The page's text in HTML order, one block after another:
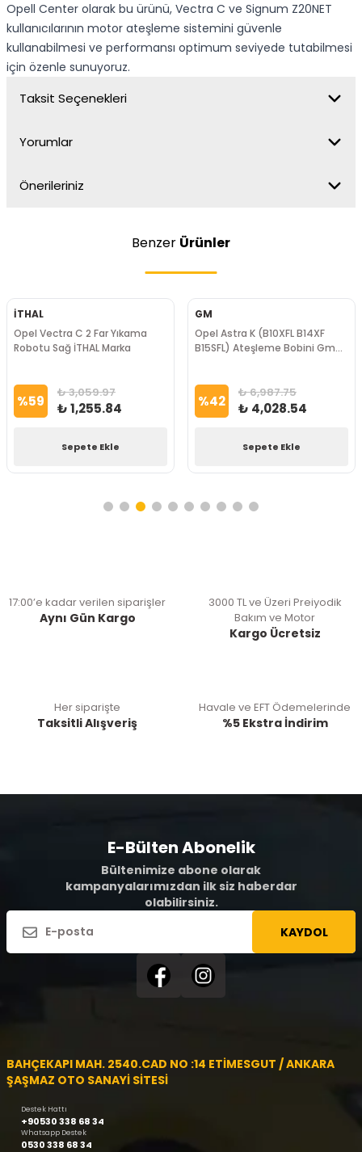
Opell Center olarak bu ürünü, Vectra C ve Signum Z20NET
kullanıcılarının motor ateşleme sistemini güvenle
kullanabilmesi ve performansı optimum seviyede tutabilmesi
için özenle sunuyoruz.
Taksit Seçenekleri
Yorumlar
Önerileriniz
Benzer Ürünler
İTHAL
Opel Vectra C 2 Far Yıkama
Robotu Sağ İTHAL Marka
%59 ₺ 3,059.97
₺ 1,255.84
Sepete Ekle
GM
Opel Astra K (B10XFL B14XF
B15SFL) Ateşleme Bobini Gm
%42 ₺ 6,987.75
₺ 4,028.54
Sepete Ekle
17:00’e kadar verilen siparişler
Aynı Gün Kargo
3000 TL ve Üzeri Preiyodik
Bakım ve Motor
Kargo Ücretsiz
Her siparişte
Taksitli Alışveriş
Havale ve EFT Ödemelerinde
%5 Ekstra İndirim
E-Bülten Abonelik
Bültenimize abone olarak
kampanyalarımızdan ilk siz haberdar
olabilirsiniz.
KAYDOL
BAHÇEKAPI MAH. 2540.CAD NO :14 ETİMESGUT / ANKARA
ŞAŞMAZ OTO SANAYİ SİTESİ
Destek Hattı
+90530 338 68 34
Whatsapp Destek
0530 338 68 34